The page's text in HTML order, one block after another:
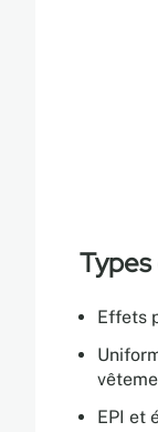
Types
Effets
EPI et